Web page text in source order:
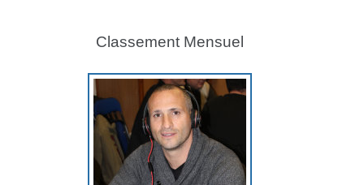
Classement Mensuel